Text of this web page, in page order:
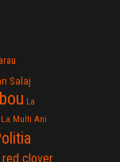
Salaj
La
La Multi Ani
red clover